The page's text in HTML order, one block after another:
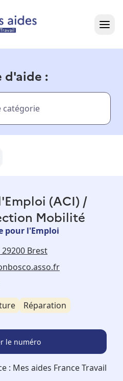
d'aide :
catégorie
(ACI) /
Mobilité
pour l'Emploi
Brest
Réparation
le numéro
: Mes aides France Travail